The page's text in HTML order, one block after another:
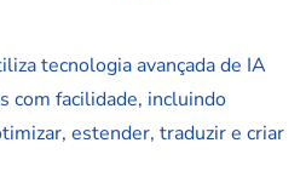
tecnologia avançada de IA
com facilidade, incluindo
estender, traduzir e criar